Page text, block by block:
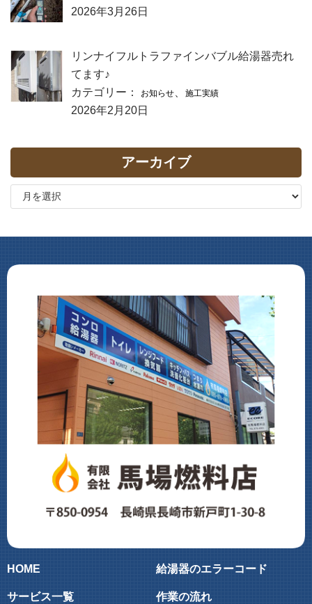
2026年3月26日
リンナイフルトラファインバブル給湯器売れ
てます♪
カテゴリー：
お知らせ 施工実績
2026年2月20日
アーカイブ
HOME
サービス一覧
給湯器のエラーコード
作業の流れ